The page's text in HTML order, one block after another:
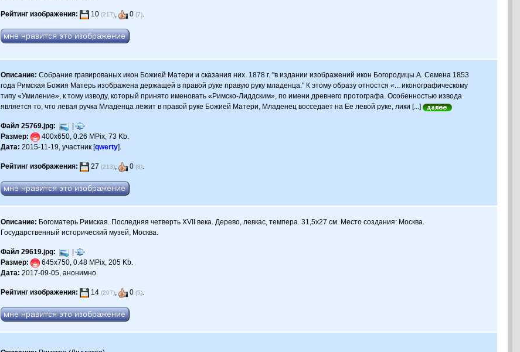
Рейтинг изображения: 10(217), 0(7).
Описание: Собрание гравированых икон Божией Матери и сказания них. 1878 г. "в издании изображений икон Богородицы А. Семена 1853
года Римская Божия Матерь изображена держащей в правой руке правую руку младенца." К этому образу отностся «... иконографическому
типу «Умиление», к тому изводу, который принято именовать «Римско-Лиддским», по имени древнего протографа. Особенностью извода
является то, что левая ручка Младенца лежит в правой руке Божией Матери, Младенец восседает на Ее левой руке, лики [...]
Файл 25769.jpg:
|
Размер:
400x650, 0.26 MPix, 73 Kb.
Дата: 2015-11-19, участник [qwerty].
Рейтинг изображения: 27(213), 0(8).
Описание: Богоматерь Римская. Последняя четверть XVII века. Дерево, левкас, темпера. 31,5х27 см. Место создания: Москва.
Государственный исторический музей, Москва.
Файл 29619.jpg:
|
Размер:
645x750, 0.48 MPix, 205 Kb.
Дата: 2017-09-05, анонимно.
Рейтинг изображения: 14(207), 0(5).